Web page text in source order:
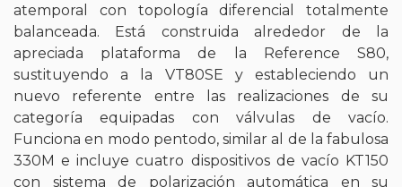
atemporal con topología diferencial totalmente
balanceada. Está construida alrededor de la
apreciada plataforma de la Reference S80,
sustituyendo a la VT80SE y estableciendo un
nuevo referente entre las realizaciones de su
categoría equipadas con válvulas de vacío.
Funciona en modo pentodo, similar al de la fabulosa
330M e incluye cuatro dispositivos de vacío KT150
con sistema de polarización automática en su